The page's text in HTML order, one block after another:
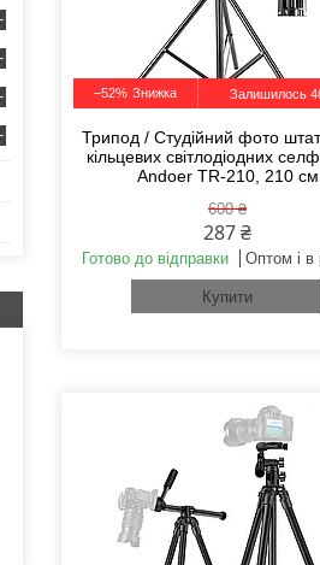
–52% Залишилось
Трипод / Студійний фото
кільцевих світлодіодних
Andoer TR-210, 210 см
600 ₴
287 ₴
Готово до відправки Оптом і в
Купити